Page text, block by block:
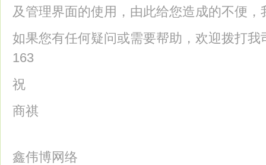
及管理界面的使用，由此给您造成的不便，
如果您有任何疑问或需要帮助，欢迎拨打
163
祝
商祺
鑫伟博网络